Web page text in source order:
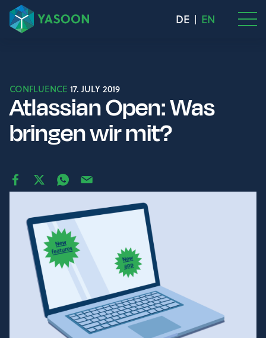
DE EN
CONFLUENCE 17. JULY 2019
Atlassian Open: Was
bringen wir mit?